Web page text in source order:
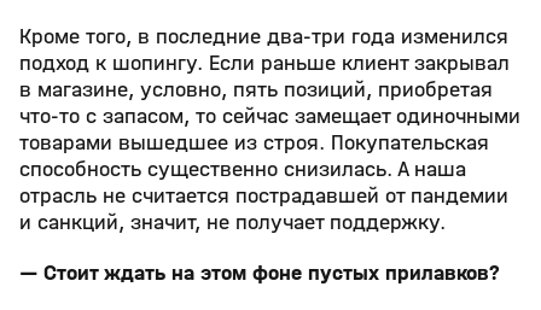
Кроме того, в последние два-три года изменился
подход к шопингу. Если раньше клиент закрывал
в магазине, условно, пять позиций, приобретая
что-то с запасом, то сейчас замещает одиночными
товарами вышедшее из строя. Покупательская
способность существенно снизилась. А наша
отрасль не считается пострадавшей от пандемии
и санкций, значит, не получает поддержку.
— Стоит ждать на этом фоне пустых прилавков?